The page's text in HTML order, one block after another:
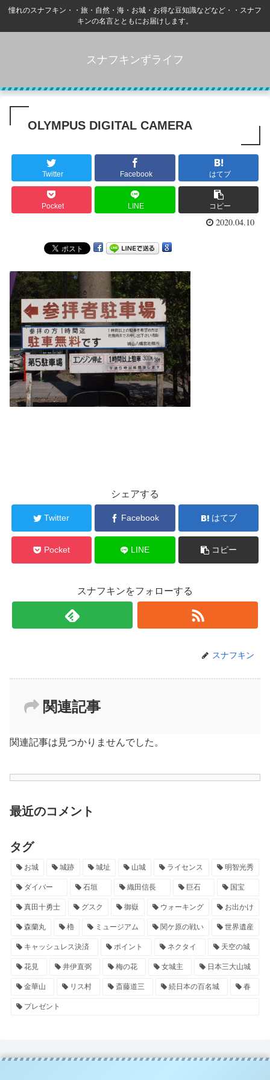
憧れのスナフキン・・旅・自然・海・お城・お得な豆知識などなど・・スナフ
キンの名言とともにお届けします。
スナフキンずライフ
OLYMPUS DIGITAL CAMERA
Twitter Facebook はてブ
Pocket LINE コピー
2020.04.10
シェアする
Twitter Facebook はてブ
Pocket LINE コピー
スナフキンをフォローする
スナフキン
関連記事
関連記事は見つかりませんでした。
最近のコメント
タグ
お城 城跡 城址 山城 ライセンス 明智光秀
ダイバー 石垣 織田信長 巨石 国宝
真田十勇士 グスク 御嶽 ウォーキング お出かけ
森蘭丸 櫓 ミュージアム 関ケ原の戦い 世界遺産
キャッシュレス決済 ポイント ネクタイ 天空の城
花見 井伊直弼 梅の花 女城主 日本三大山城
金華山 リス村 斎藤道三 続日本の百名城 春
プレゼント